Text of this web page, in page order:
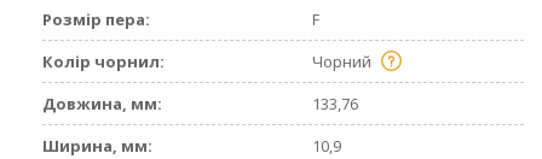
Розмір пера:
F
Колір чорнил:
Чорний
Довжина, мм:
133,76
Ширина, мм:
10,9